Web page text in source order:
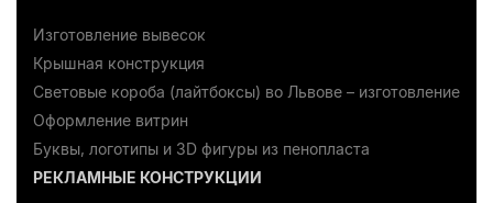
Изготовление вывесок
Крышная конструкция
Световые короба (лайтбоксы) во Львове – изготовление
Оформление витрин
Буквы, логотипы и 3D фигуры из пенопласта
РЕКЛАМНЫЕ КОНСТРУКЦИИ